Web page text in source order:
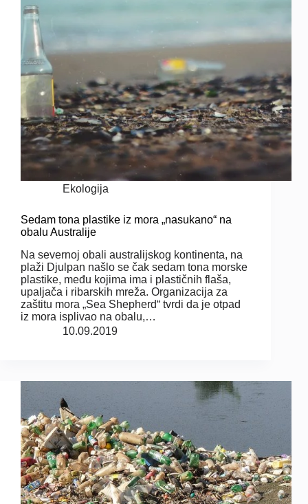
Ekologija
Sedam tona plastike iz mora „nasukano“ na
obalu Australije
Na severnoj obali australijskog kontinenta, na
plaži Djulpan našlo se čak sedam tona morske
plastike, među kojima ima i plastičnih flaša,
upaljača i ribarskih mreža. Organizacija za
zaštitu mora „Sea Shepherd“ tvrdi da je otpad
iz mora isplivao na obalu,…
10.09.2019